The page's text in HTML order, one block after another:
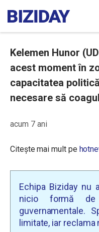
Kelemen Hunor
acest moment în
capacitatea
necesare să
acum 7 ani
Citește mai mult pe
Echipa Biziday nu
nicio formă de
guvernamentale.
limitate, iar reclama